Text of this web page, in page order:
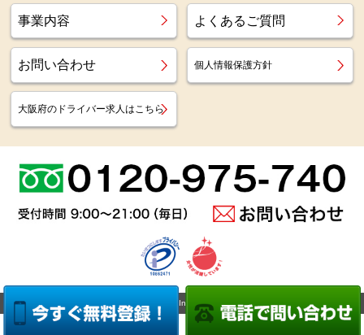
事業内容 よくあるご質問
お問い合わせ 個人情報保護方針
大阪府のドライバー求人はこちら
Az staff Inc. All Right Reserved.